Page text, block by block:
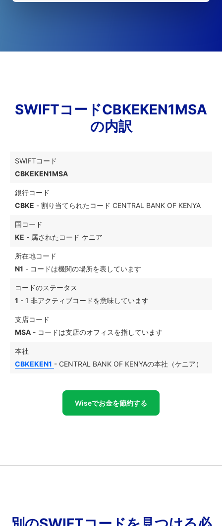
SWIFTコードCBKEKEN1MSA
の内訳
SWIFTコード
CBKEKEN1MSA
銀行コード
CBKE - 割り当てられたコード CENTRAL BANK OF KENYA
国コード
KE - 属されたコード ケニア
所在地コード
N1 - コードは機関の場所を表しています
コードのステータス
1 - 1 非アクティブコードを意味しています
支店コード
MSA - コードは支店のオフィスを指しています
本社
CBKEKEN1 - CENTRAL BANK OF KENYAの本社（ケニア）
Wiseでお金を節約する